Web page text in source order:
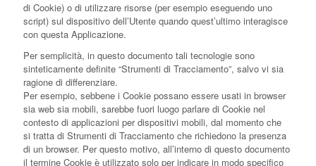
di Cookie) o di utilizzare risorse (per esempio eseguendo uno
script) sul dispositivo dell’Utente quando quest’ultimo interagisce
con questa Applicazione.
Per semplicità, in questo documento tali tecnologie sono
sinteticamente definite “Strumenti di Tracciamento”, salvo vi sia
ragione di differenziare.
Per esempio, sebbene i Cookie possano essere usati in browser
sia web sia mobili, sarebbe fuori luogo parlare di Cookie nel
contesto di applicazioni per dispositivi mobili, dal momento che
si tratta di Strumenti di Tracciamento che richiedono la presenza
di un browser. Per questo motivo, all’interno di questo documento
il termine Cookie è utilizzato solo per indicare in modo specifico